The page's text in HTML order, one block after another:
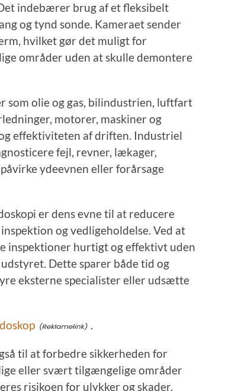
indebærer brug af et fleksibelt
og tynd sonde. Kameraet sender
hvilket gør det muligt for
områder uden at skulle demontere
olie og gas, bilindustrien, luftfart
motorer, maskiner og
effektiviteten af driften. Industriel
fejl, revner, lækager,
ydeevnen eller forårsage
er dens evne til at reducere
og vedligeholdelse. Ved at
inspektioner hurtigt og effektivt uden
Dette sparer både tid og
eksterne specialister eller udsætte
.
til at forbedre sikkerheden for
eller svært tilgængelige områder
risikoen for ulykker og skader.